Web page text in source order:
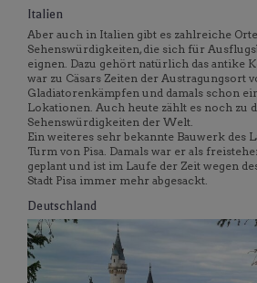
Italien
Aber auch in Italien gibt es zahlreiche
Sehenswürdigkeiten, die sich für
eignen. Dazu gehört natürlich das antike
war zu Cäsars Zeiten der Austragungsort
Gladiatorenkämpfen und damals schon
Lokationen. Auch heute zählt es noch zu
Sehenswürdigkeiten der Welt.
Ein weiteres sehr bekannte Bauwerk des
Turm von Pisa. Damals war er als
geplant und ist im Laufe der Zeit wegen
Stadt Pisa immer mehr abgesackt.
Deutschland